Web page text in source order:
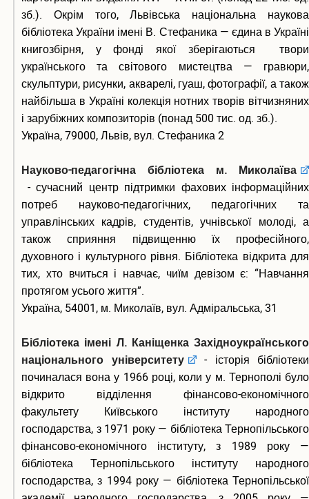
зб.). Окрім того, Львівська національна наукова
бібліотека України імені В. Стефаника — єдина в Україні
книгозбірня, у фонді якої зберігаються твори
українського та світового мистецтва — гравюри,
скульптури, рисунки, акварелі, гуаш, фотографії, а також
найбільша в Україні колекція нотних творів вітчизняних
і зарубіжних композиторів (понад 500 тис. од. зб.).
Україна, 79000, Львів, вул. Стефаника 2
Науково-педагогічна бібліотека м. Миколаїва
- сучасний центр підтримки фахових інформаційних
потреб науково-педагогічних, педагогічних та
управлінських кадрів, студентів, учнівської молоді, а
також сприяння підвищенню їх професійного,
духовного і культурного рівня. Бібліотека відкрита для
тих, хто вчиться і навчає, чиїм девізом є: “Навчання
протягом усього життя”.
Україна, 54001, м. Миколаїв, вул. Адміральська, 31
Бібліотека імені Л. Каніщенка Західноукраїнського
національного університету
- історія бібліотеки
починалася вона у 1966 році, коли у м. Тернополі було
відкрито відділення фінансово-економічного
факультету Київського інституту народного
господарства, з 1971 року — бібліотека Тернопільського
фінансово-економічного інституту, з 1989 року —
бібліотека Тернопільського інституту народного
господарства, з 1994 року — бібліотека Тернопільської